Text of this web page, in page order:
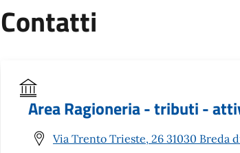
Contatti
Area Ragioneria - tributi -
Via Trento Trieste, 26 31030 Breda